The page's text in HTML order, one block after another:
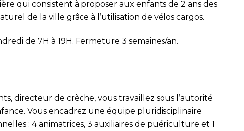
qui consistent à proposer aux enfants de 2 ans des
de la ville grâce à l’utilisation de vélos cargos.
de 7H à 19H. Fermeture 3 semaines/an.
directeur de crèche, vous travaillez sous l’autorité
Vous encadrez une équipe pluridisciplinaire
: 4 animatrices, 3 auxiliaires de puériculture et 1